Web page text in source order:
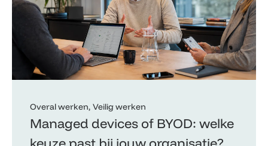
Overal werken Veilig werken
Managed devices of BYOD: welke